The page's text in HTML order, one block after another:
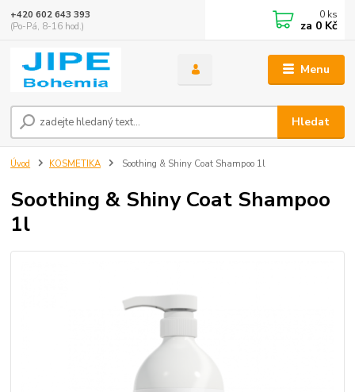
Menu
Hledat
+420 602 643 393
(Po-Pá, 8-16 hod.)
0 ks
za 0 Kč
Úvod KOSMETIKA Soothing & Shiny Coat Shampoo 1l
Soothing & Shiny Coat Shampoo
1l